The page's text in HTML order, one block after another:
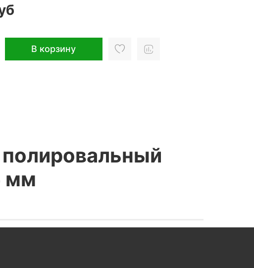
В корзину
полировальный
мм